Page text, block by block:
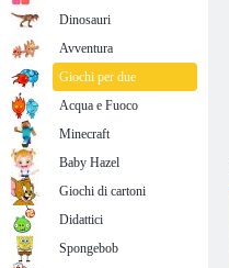
Dinosauri
Avventura
Giochi per due
Acqua e Fuoco
Minecraft
Baby Hazel
Giochi di cartoni
Didattici
Spongebob